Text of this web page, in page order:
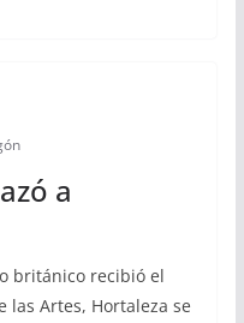
a
británico recibió el
las Artes, Hortaleza se